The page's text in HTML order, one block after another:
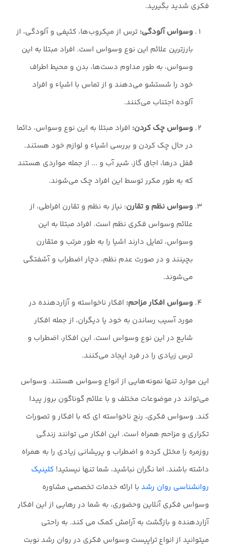
فکری شدید بگیرید.
وسواس آلودگی: ترس از میکروب‌ها، کثیفی و آلودگی، از
بارزترین علائم این نوع وسواس است. افراد مبتلا به این
وسواس، به طور مداوم دست‌ها، بدن و محیط اطراف
خود را شستشو می‌دهند و از تماس با اشیاء و افراد
آلوده اجتناب می‌کنند.
وسواس چک کردن: افراد مبتلا به این نوع وسواس، دائما
در حال چک کردن و بررسی اشیاء و لوازم خود هستند.
قفل درها، اجاق گاز، شیر آب و ... از جمله مواردی هستند
که به طور مکرر توسط این افراد چک می‌شوند.
وسواس نظم و تقارن: نیاز به نظم و تقارن افراطی، از
علائم وسواس فکری نظم است. افراد مبتلا به این
وسواس، تمایل دارند اشیا را به طور مرتب و متقارن
بچینند و در صورت عدم نظم، دچار اضطراب و آشفتگی
می‌شوند.
وسواس افکار مزاحم: افکار ناخواسته و آزاردهنده در
مورد آسیب رساندن به خود یا دیگران، از جمله افکار
شایع در این نوع وسواس است. این افکار، اضطراب و
ترس زیادی را در فرد ایجاد می‌کنند.
این موارد تنها نمونه‌هایی از انواع وسواس هستند. وسواس
می‌تواند در موضوعات مختلف و با علائم گوناگون بروز پیدا
کند. وسواس فکری، رنج ناخواسته ای که با افکار و تصورات
تکراری و مزاحم همراه است. این افکار می توانند زندگی
روزمره را مختل کرده و اضطراب و پریشانی زیادی را به همراه
داشته باشند. اما نگران نباشید، شما تنها نیستید! کلینیک
روانشناسی روان رشد با ارائه خدمات تخصصی مشاوره
وسواس فکری آنلاین وحضوری، به شما در رهایی از این افکار
آزاردهنده و بازگشت به آرامش کمک می کند. به راحتی
میتوانید از انواع تراپیست وسواس فکری در روان رشد نوبت